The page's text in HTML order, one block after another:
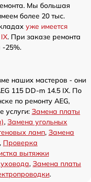
Мы большая
более 20 тыс.
уже имеется
. При заказе ремонта
-25%.
наших мастеров - они
115 DD-m 14.5 IX. По
по ремонту AEG,
услуги: Замена платы
, Замена угольных
ламп, Замена
, Проверка
вытяжки
, Замена платы
.